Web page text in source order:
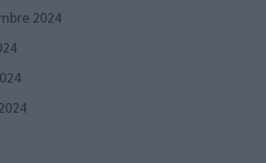
2024